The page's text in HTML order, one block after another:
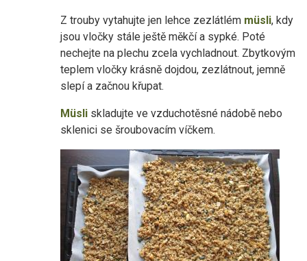
Z trouby vytahujte jen lehce zezlátlém müsli, kdy
jsou vločky stále ještě měkčí a sypké. Poté
nechejte na plechu zcela vychladnout. Zbytkovým
teplem vločky krásně dojdou, zezlátnout, jemně
slepí a začnou křupat.
Müsli skladujte ve vzduchotěsné nádobě nebo
sklenici se šroubovacím víčkem.